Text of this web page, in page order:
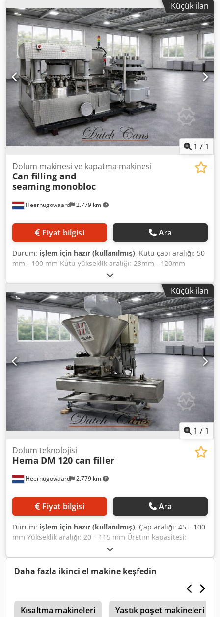
Küçük ilan
1 / 1
Heerhugowaard 2.779 km
Dolum makinesi ve kapatma makinesi
Can filling and
seaming monobloc
Fiyat bilgisi Ara
Durum: işlem için hazır (kullanılmış), Kutu çapı aralığı: 50
mm - 100 mm Kutu yükseklik aralığı: 28mm - 120mm
Kapasite: dakikada 200 kutuya kadar Yaklaşık takım: 73 mm
No. veya dikiş kafaları: 6 Crodpfx Aswnriael Def Piston
sayısı veya doldurma: 16 Tek bıçaklı kapak ayırıcı Tahrikli
kaldırıcılar Siemens dokunmatik ekran
Küçük ilan
1 / 1
Heerhugowaard 2.779 km
Dolum teknolojisi
Hema DM 120 can filler
Fiyat bilgisi Ara
Durum: işlem için hazır (kullanılmış), Çap aralığı: 45 – 100
mm Yükseklik aralığı: 20 – 115 mm Üretim kapasitesi:
dakikada 150 adede kadar Crsdpfx Aloyyq I Ej Dof
Daha fazla ikinci el makine keşfedin
Kısaltma makineleri Yastık poşet makineleri